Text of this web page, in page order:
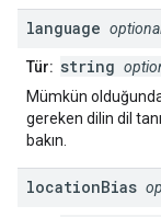
language
Tür: string
Mümkün
gereken dilin dil
bakın.
locationBias